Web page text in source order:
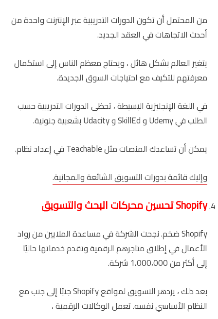
من المحتمل أن تكون الدورات التدريبية عبر الإنترنت واحدة من
أحدث الاتجاهات في العقد الجديد.
يتغير العالم بشكل هائل ، ويحتاج معظم الناس إلى استكمال
معرفتهم للتكيف مع احتياجات السوق الجديدة.
في اللغة الإنجليزية البسيطة ، تحظى الدورات التدريبية حسب
الطلب في Udemy و SkillEd و Udacity بشعبية جنونية.
يمكن أن تساعدك المنصات مثل Teachable في إعداد نظام.
وإليك قائمة بدورات التسويق الشائعة والمجانية.
Shopifyتحسين محركات البحث والتسويق
Shopify ضخم. نجحت الشركة في مساعدة الملايين من رواد
الأعمال في إطلاق متاجرهم الرقمية وتقدم خدماتها حاليًا
إلى أكثر من 1،000،000 شركة.
بعد ذلك ، يزدهر التسويق لمواقع Shopify جنبًا إلى جنب مع
النظام الأساسي نفسه. تعمل الوكالات الرقمية ،